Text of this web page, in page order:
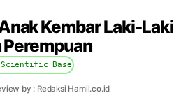
Kembar Laki-Laki
Perempuan
Base
by : Redaksi Hamil.co.id